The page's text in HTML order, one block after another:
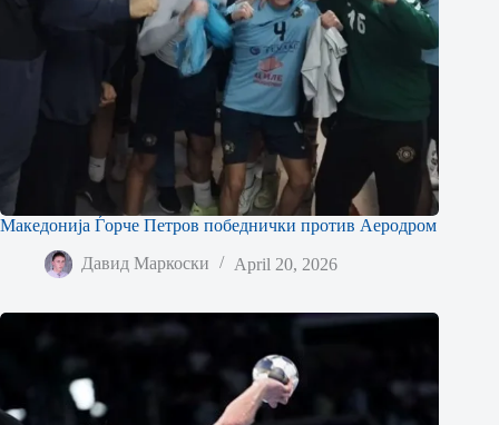
Македонија Ѓорче Петров победнички против Аеродром
Давид Маркоски April 20, 2026